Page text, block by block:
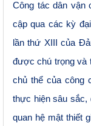
Công tác dân vận
cập qua các kỳ
lần thứ XIII
của
được chú trọng và
chủ thể của công
thực hiện sâu sắc,
quan hệ mật thiết